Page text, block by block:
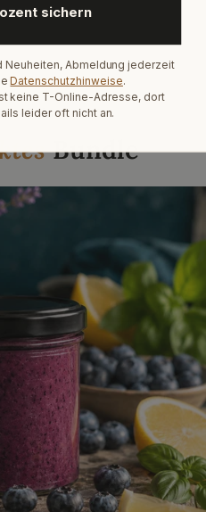
Saison
Bundle
sichern
Neuheiten, Abmeldung jederzeit
Datenschutzhinweise.
keine T-Online-Adresse, dort
leider oft nicht an.